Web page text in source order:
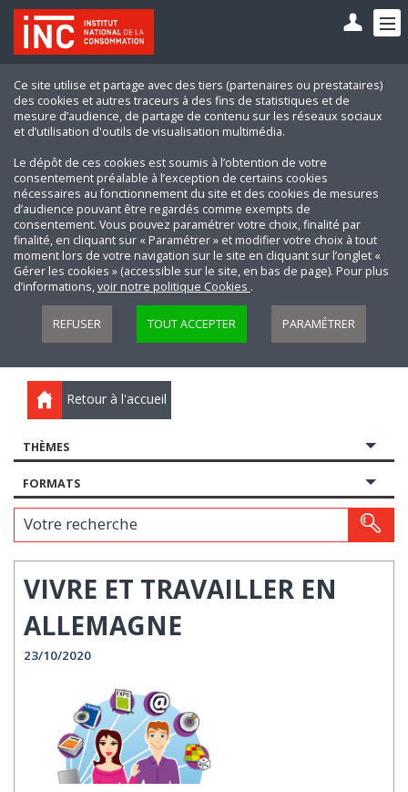
Ce site utilise et partage avec des tiers (partenaires ou prestataires)
des cookies et autres traceurs à des fins de statistiques et de
mesure d’audience, de partage de contenu sur les réseaux sociaux
et d’utilisation d'outils de visualisation multimédia.
Le dépôt de ces cookies est soumis à l’obtention de votre
consentement préalable à l’exception de certains cookies
nécessaires au fonctionnement du site et des cookies de mesures
d’audience pouvant être regardés comme exempts de
consentement. Vous pouvez paramétrer votre choix, finalité par
finalité, en cliquant sur « Paramétrer » et modifier votre choix à tout
moment lors de votre navigation sur le site en cliquant sur l’onglet «
Gérer les cookies » (accessible sur le site, en bas de page). Pour plus
d’informations,voir notre politique Cookies .
REFUSER TOUT ACCEPTER PARAMÉTRER
Retour à l'accueil
THÈMES
FORMATS
Votre recherche
VIVRE ET TRAVAILLER EN
ALLEMAGNE
23/10/2020